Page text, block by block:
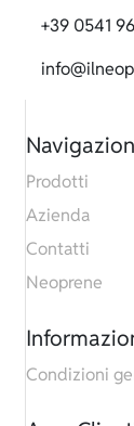
+39 0541
Prodotti
Azienda
Contatti
Neoprene
Condizioni